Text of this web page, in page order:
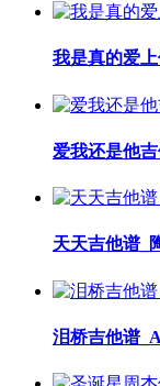
我是真的爱
爱我还是他
天天吉他谱_
泪桥吉他谱